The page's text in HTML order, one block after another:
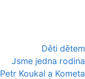
Děti dětem
Jsme jedna rodina
Petr Koukal a Kometa